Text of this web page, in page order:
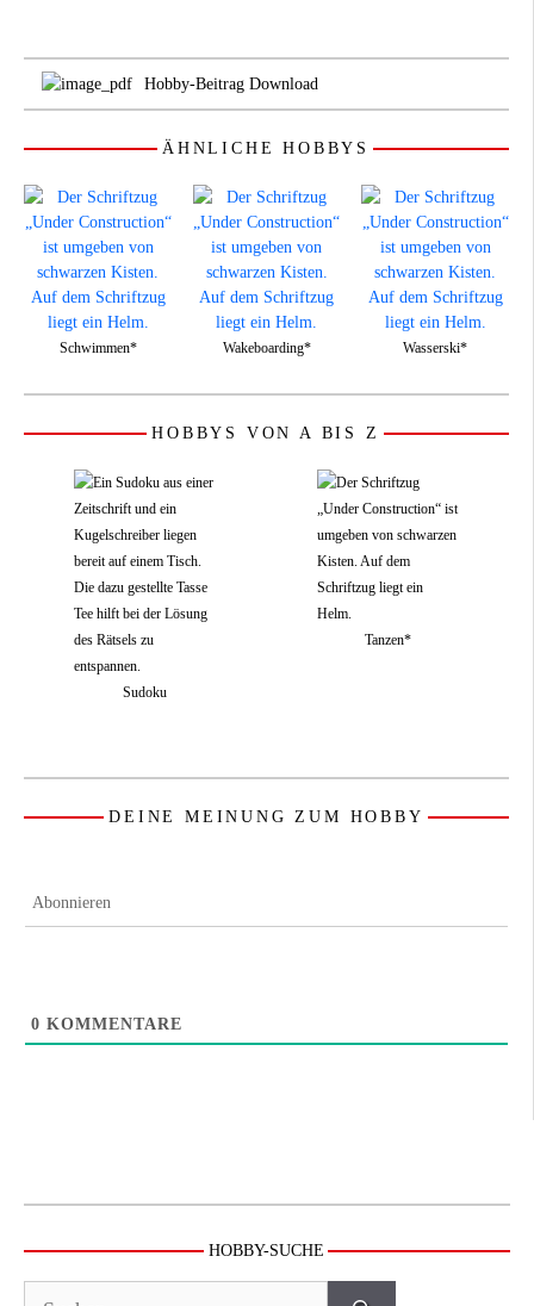
Hobby-Beitrag Download
ÄHNLICHE HOBBYS
Schwimmen* Wakeboarding* Wasserski*
HOBBYS VON A BIS Z
Sudoku
Tanzen*
DEINE MEINUNG ZUM HOBBY
Abonnieren
0 KOMMENTARE
HOBBY-SUCHE